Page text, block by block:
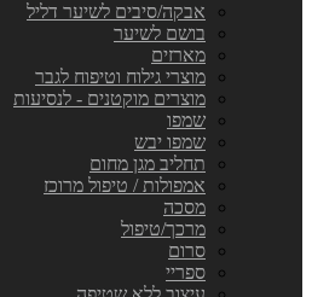
אבקה/סיבים לשיער דליל
בושם לשיער
מארזים
מוצרי גילוח וטיפוח לגבר
מוצרים מוקטנים - לנסיעות
שמפו
שמפו יבש
תחליב מגן מחום
אמפולות / טיפול מרוכז
מסכה
מרכך/טיפול
סרום
ספריי